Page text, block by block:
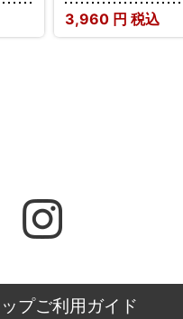
3,960 円 税込
プご利用ガイド